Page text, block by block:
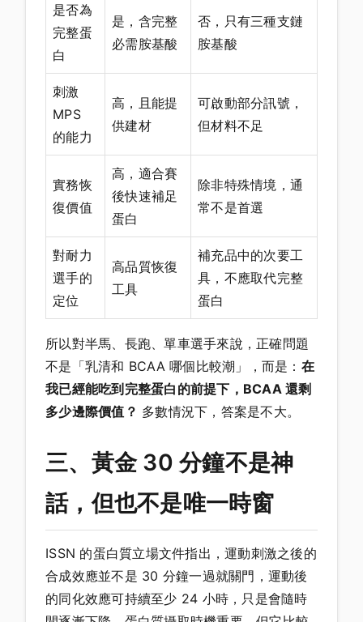
是否為
完整蛋
白
是，含完整
必需胺基酸
否，只有三種支鏈
胺基酸
刺激
MPS
的能力
高，且能提
供建材
可啟動部分訊號，
但材料不足
實務恢
復價值
高，適合賽
後快速補足
蛋白
除非特殊情境，通
常不是首選
對耐力
選手的
定位
高品質恢復
工具
補充品中的次要工
具，不應取代完整
蛋白
所以對半馬、長跑、單車選手來說，正確問題
不是「乳清和 BCAA 哪個比較潮」，而是： 在
我已經能吃到完整蛋白的前提下，BCAA 還剩
多少邊際價值？ 多數情況下，答案是不大。
三、黃金 30 分鐘不是神
話，但也不是唯一時窗
ISSN 的蛋白質立場文件指出，運動刺激之後的
合成效應並不是 30 分鐘一過就關門，運動後
的同化效應可持續至少 24 小時，只是會隨時